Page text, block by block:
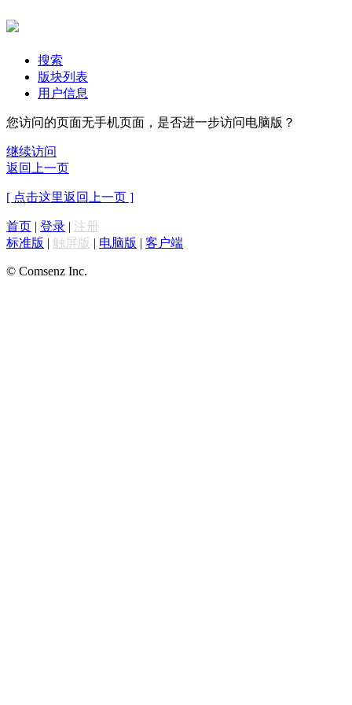
搜索
版块列表
用户信息
您访问的页面无手机页面，是否进一步访问电脑版？
继续访问
返回上一页
[ 点击这里返回上一页 ]
首页 | 登录 | 注册
标准版 | 触屏版 | 电脑版 | 客户端
© Comsenz Inc.